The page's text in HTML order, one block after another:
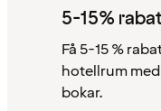
5-15%
Få 5-15 %
hotellrum
bokar.